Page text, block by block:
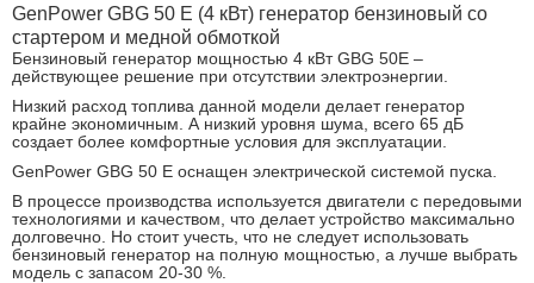
GenPower GBG 50 E (4 кВт) генератор бензиновый со
стартером и медной обмоткой
Бензиновый генератор мощностью 4 кВт GBG 50E –
действующее решение при отсутствии электроэнергии.
Низкий расход топлива данной модели делает генератор
крайне экономичным. А низкий уровня шума, всего 65 дБ
создает более комфортные условия для эксплуатации.
GenPower GBG 50 E оснащен электрической системой пуска.
В процессе производства используется двигатели с передовыми
технологиями и качеством, что делает устройство максимально
долговечно. Но стоит учесть, что не следует использовать
бензиновый генератор на полную мощностью, а лучше выбрать
модель с запасом 20-30 %.